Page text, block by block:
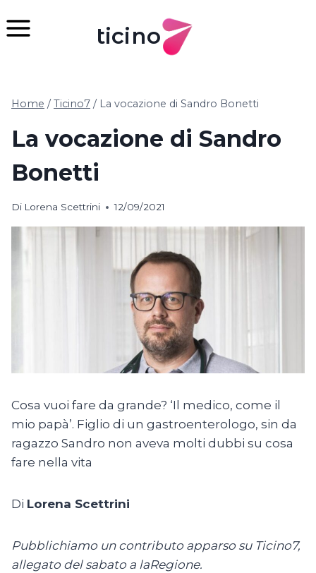
al
ticino
Home / Ticino7 / La vocazione di Sandro Bonetti
La vocazione di Sandro
Bonetti
Di Lorena Scettrini 12/09/2021
Cosa vuoi fare da grande? ‘Il medico, come il
mio papà’. Figlio di un gastroenterologo, sin da
ragazzo Sandro non aveva molti dubbi su cosa
fare nella vita
Di Lorena Scettrini
Pubblichiamo un contributo apparso su Ticino7,
allegato del sabato a laRegione.